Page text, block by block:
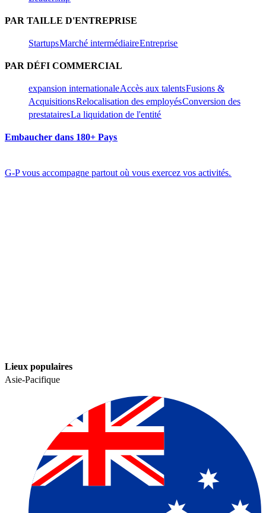
PAR TAILLE D'ENTREPRISE​​
Startups​​Marché intermédiaire​​Entreprise​​
PAR DÉFI COMMERCIAL​​
expansion internationale​​Accès aux talents​​Fusions &
Acquisitions​​Relocalisation des employés​​Conversion des
prestataires​​La liquidation de l'entité​​
Embaucher dans 180+ Pays​​
G-P vous accompagne partout où vous exercez vos activités.​​
Lieux populaires​​
Asie-Pacifique​​